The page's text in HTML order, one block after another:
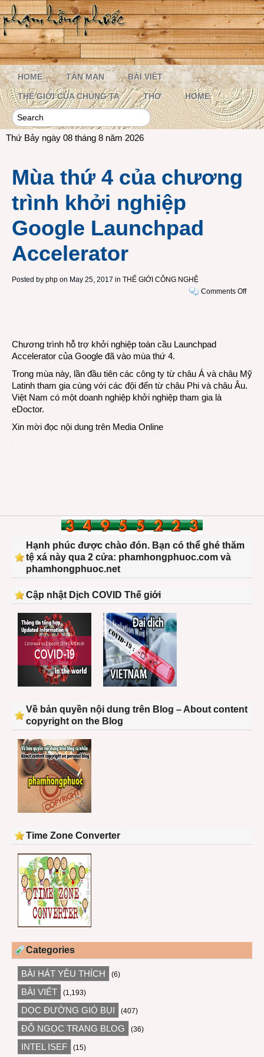
HOME TẢN MẠN BÀI VIẾT
THẾ GIỚI CỦA CHÚNG TA THƠ HOME
Thứ Bảy ngày 08 tháng 8 năm 2026
Mùa thứ 4 của chương
trình khởi nghiệp
Google Launchpad
Accelerator
Posted by php on May 25, 2017 in THẾ GIỚI CÔNG NGHỆ
Comments Offon
khởi
Chương trình hỗ trợ khởi nghiệp toàn cầu Launchpad
Accelerator của Google đã vào mùa thứ 4.
Trong mùa này, lần đầu tiên các công ty từ châu Á và châu Mỹ
Latinh tham gia cùng với các đội đến từ châu Phi và châu Âu.
Việt Nam có một doanh nghiệp khởi nghiệp tham gia là
eDoctor.
Xin mời đọc nội dung trên Media Online
Hạnh phúc được chào đón. Bạn có thể ghé thăm
tệ xá này qua 2 cửa: phamhongphuoc.com và
phamhongphuoc.net
Cập nhật Dịch COVID Thế giới
Về bản quyền nội dung trên Blog – About content
copyright on the Blog
Time Zone Converter
Categories
BÀI HÁT YÊU THÍCH (6)
BÀI VIẾT (1,193)
DỌC ĐƯỜNG GIÓ BỤI (407)
ĐỖ NGỌC TRANG BLOG (36)
INTEL ISEF (15)